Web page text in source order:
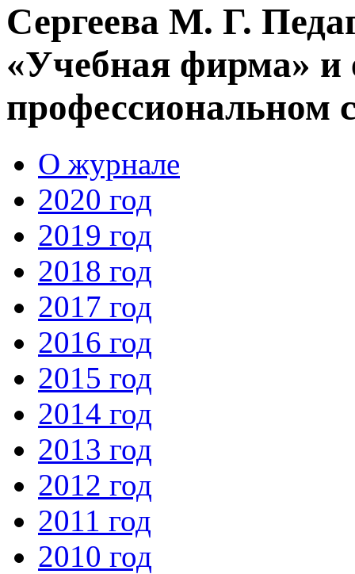
Сергеева М. Г.
«Учебная фирма» и
профессиональном
О журнале
2020 год
2019 год
2018 год
2017 год
2016 год
2015 год
2014 год
2013 год
2012 год
2011 год
2010 год